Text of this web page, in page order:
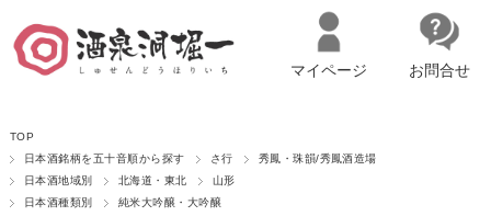
マイページへログイン カートをみる
マイページ お問合せ
TOP
日本酒銘柄を五十音順から探す
さ行
秀鳳・珠韻/秀鳳酒造場
日本酒地域別
北海道・東北
山形
日本酒種類別
純米大吟醸・大吟醸